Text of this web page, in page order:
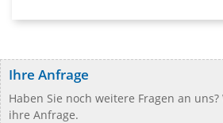
Ihre Anfrage
Haben Sie noch weitere Fragen an
ihre Anfrage.